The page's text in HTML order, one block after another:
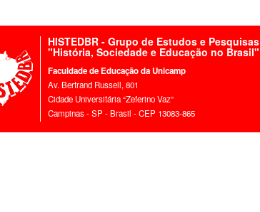
HISTEDBR - Grupo de Estudos e Pesquisas
"História, Sociedade e Educação no Brasil"
Faculdade de Educação da Unicamp
Av. Bertrand Russell, 801
Cidade Universitária “Zeferino Vaz”
Campinas - SP - Brasil - CEP 13083-865